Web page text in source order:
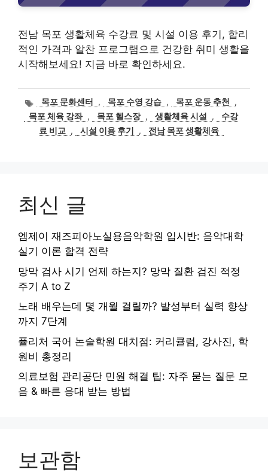
전남 목포 생활체육 수강료 및 시설 이용 후기, 합리
적인 가격과 알찬 프로그램으로 건강한 취미 생활을
시작해보세요! 지금 바로 확인하세요.
태
그
목포 문화센터 , 목포 수영 강습 , 목포 운동 추천
,
목포 체육 강좌 , 목포 헬스장 , 생활체육 시설 ,
수강
료 비교
, 시설 이용 후기 , 전남 목포 생활체육
최신 글
엠제이 재즈피아노실용음악학원 입시반: 음악대학
실기 이론 합격 전략
망막 검사 시기 언제 하는지? 망막 질환 검진 적정
주기 A to Z
노래 배우는데 몇 개월 걸릴까? 발성부터 실력 향상
까지 7단계
퓰리처 국어 논술학원 대치점: 커리큘럼, 강사진, 학
원비 총정리
의료보험 관리공단 민원 해결 팁: 자주 묻는 질문 모
음 & 빠른 응대 받는 방법
보관함